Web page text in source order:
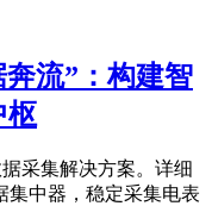
流”：构建智
枢
采集解决方案。详细
集中器，稳定采集电表